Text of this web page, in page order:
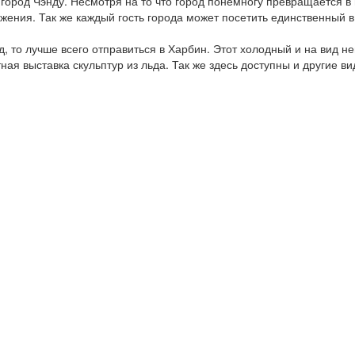
Так же каждый гость города может посетить
лучше всего отправиться в Харбин. Этот холодный и на вид
выставка скульптур из льда. Так же здесь доступны и другие